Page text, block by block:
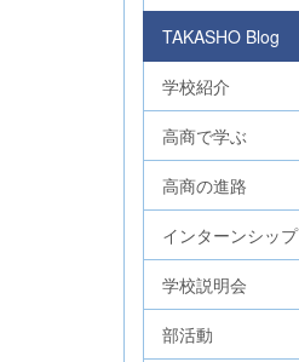
TAKASHO Blog
学校紹介
高商で学ぶ
高商の進路
インターンシップ
学校説明会
部活動